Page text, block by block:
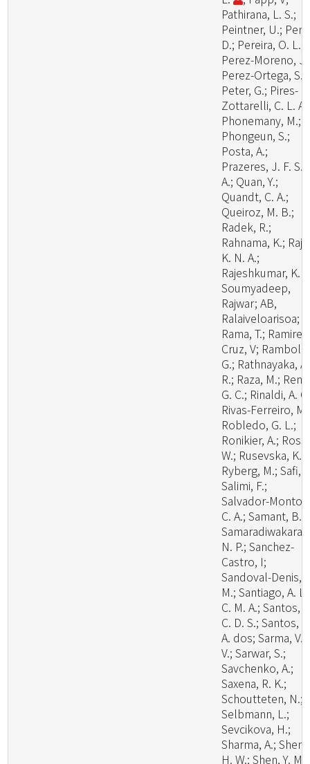
Pathirana, L. S.;
Peintner, U.;
D.; Pereira, O. L.;
Perez-Moreno,
Perez-Ortega, S.;
Peter, G.; Pires-
Zottarelli, C. L. A.;
Phonemany, M.;
Phongeun, S.;
Posta, A.;
Prazeres, J. F. S.
A.; Quan, Y.;
Quandt, C. A.;
Queiroz, M. B.;
Radek, R.;
Rahnama, K.; Raj,
K. N. A.;
Rajeshkumar, K.
Soumyadeep,
Rajwar; AB,
Ralaiveloarisoa;
Rama, T.;
Cruz, V;
G.; Rathnayaka, A.
R.; Raza, M.; Ren,
G. C.; Rinaldi, A.
Rivas-Ferreiro,
Robledo, G. L.;
Ronikier, A.;
W.; Rusevska, K.;
Ryberg, M.; Safi,
Salimi, F.;
Salvador-
C. A.; Samant, B.;
Samaradiwakara,
N. P.; Sanchez-
Castro, I;
Sandoval-Denis,
M.; Santiago, A. L.
C. M. A.; Santos,
C. D. S.; Santos,
A. dos; Sarma, V.
V.; Sarwar, S.;
Savchenko, A.;
Saxena, R. K.;
Schoutteten, N.;
Selbmann, L.;
Sevcikova, H.;
Sharma, A.; Shen,
H. W.; Shen, Y. M.;